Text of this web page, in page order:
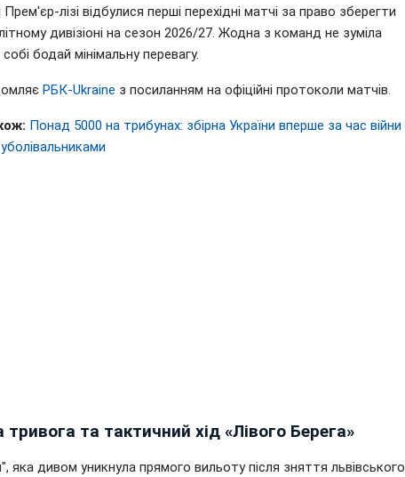
Прем'єр-лізі відбулися перші перехідні матчі за право зберегти
дивізіоні на сезон 2026/27. Жодна з команд не зуміла
бодай мінімальну перевагу.
РБК-Ukraine з посиланням на офіційні протоколи матчів.
Понад 5000 на трибунах: збірна України вперше за час війни
тривога та тактичний хід «Лівого Берега»
яка дивом уникнула прямого вильоту після зняття львівського